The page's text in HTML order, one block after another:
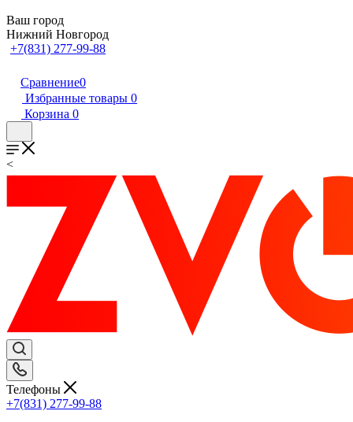
Ваш город
Нижний Новгород
+7(831) 277-99-88
Сравнение0
Избранные товары 0
Корзина 0
<
Телефоны
+7(831) 277-99-88